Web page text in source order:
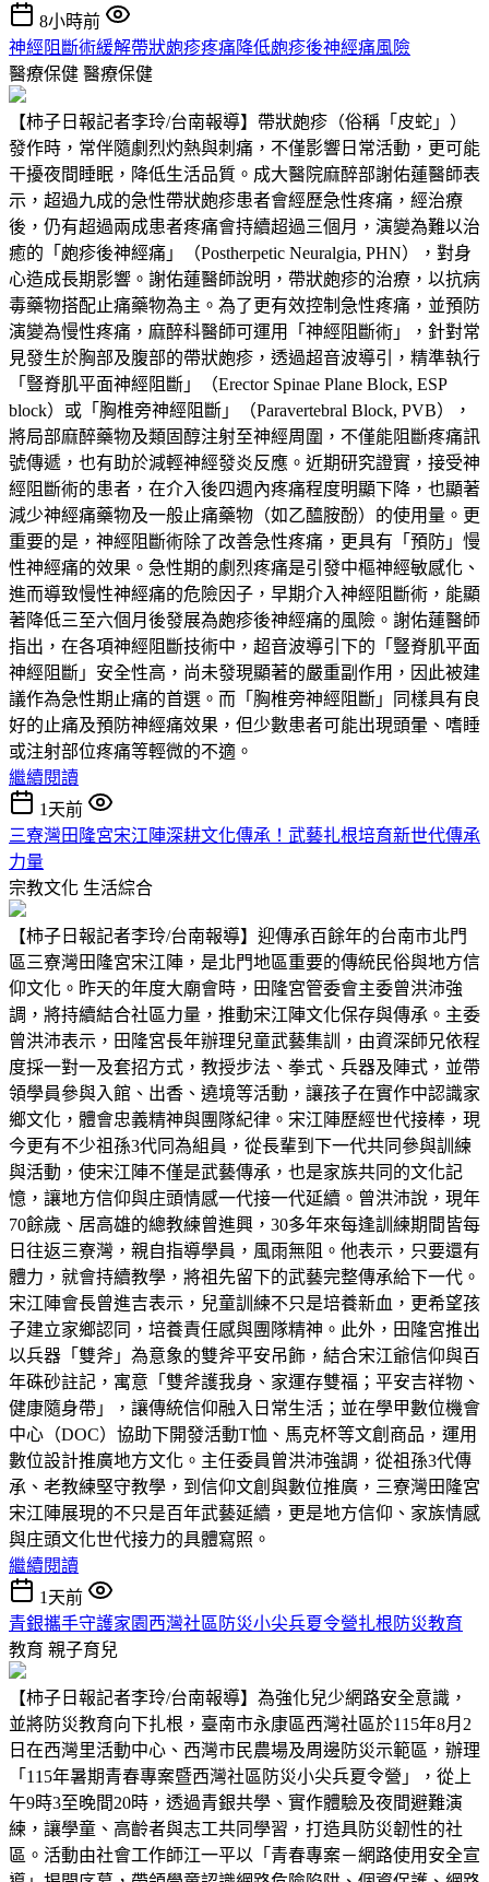
8小時前
神經阻斷術緩解帶狀皰疹疼痛降低皰疹後神經痛風險
醫療保健 醫療保健
【柿子日報記者李玲/台南報導】帶狀皰疹（俗稱「皮蛇」）
發作時，常伴隨劇烈灼熱與刺痛，不僅影響日常活動，更可能
干擾夜間睡眠，降低生活品質。成大醫院麻醉部謝佑蓮醫師表
示，超過九成的急性帶狀皰疹患者會經歷急性疼痛，經治療
後，仍有超過兩成患者疼痛會持續超過三個月，演變為難以治
癒的「皰疹後神經痛」（Postherpetic Neuralgia, PHN），對身
心造成長期影響。謝佑蓮醫師說明，帶狀皰疹的治療，以抗病
毒藥物搭配止痛藥物為主。為了更有效控制急性疼痛，並預防
演變為慢性疼痛，麻醉科醫師可運用「神經阻斷術」，針對常
見發生於胸部及腹部的帶狀皰疹，透過超音波導引，精準執行
「豎脊肌平面神經阻斷」（Erector Spinae Plane Block, ESP
block）或「胸椎旁神經阻斷」（Paravertebral Block, PVB），
將局部麻醉藥物及類固醇注射至神經周圍，不僅能阻斷疼痛訊
號傳遞，也有助於減輕神經發炎反應。近期研究證實，接受神
經阻斷術的患者，在介入後四週內疼痛程度明顯下降，也顯著
減少神經痛藥物及一般止痛藥物（如乙醯胺酚）的使用量。更
重要的是，神經阻斷術除了改善急性疼痛，更具有「預防」慢
性神經痛的效果。急性期的劇烈疼痛是引發中樞神經敏感化、
進而導致慢性神經痛的危險因子，早期介入神經阻斷術，能顯
著降低三至六個月後發展為皰疹後神經痛的風險。謝佑蓮醫師
指出，在各項神經阻斷技術中，超音波導引下的「豎脊肌平面
神經阻斷」安全性高，尚未發現顯著的嚴重副作用，因此被建
議作為急性期止痛的首選。而「胸椎旁神經阻斷」同樣具有良
好的止痛及預防神經痛效果，但少數患者可能出現頭暈、嗜睡
或注射部位疼痛等輕微的不適。
繼續閱讀
1天前
三寮灣田隆宮宋江陣深耕文化傳承！武藝扎根培育新世代傳承
力量
宗教文化 生活綜合
【柿子日報記者李玲/台南報導】迎傳承百餘年的台南市北門
區三寮灣田隆宮宋江陣，是北門地區重要的傳統民俗與地方信
仰文化。昨天的年度大廟會時，田隆宮管委會主委曾洪沛強
調，將持續結合社區力量，推動宋江陣文化保存與傳承。主委
曾洪沛表示，田隆宮長年辦理兒童武藝集訓，由資深師兄依程
度採一對一及套招方式，教授步法、拳式、兵器及陣式，並帶
領學員參與入館、出香、遶境等活動，讓孩子在實作中認識家
鄉文化，體會忠義精神與團隊紀律。宋江陣歷經世代接棒，現
今更有不少祖孫3代同為組員，從長輩到下一代共同參與訓練
與活動，使宋江陣不僅是武藝傳承，也是家族共同的文化記
憶，讓地方信仰與庄頭情感一代接一代延續。曾洪沛說，現年
70餘歲、居高雄的總教練曾進興，30多年來每逢訓練期間皆每
日往返三寮灣，親自指導學員，風雨無阻。他表示，只要還有
體力，就會持續教學，將祖先留下的武藝完整傳承給下一代。
宋江陣會長曾進吉表示，兒童訓練不只是培養新血，更希望孩
子建立家鄉認同，培養責任感與團隊精神。此外，田隆宮推出
以兵器「雙斧」為意象的雙斧平安吊飾，結合宋江爺信仰與百
年硃砂註記，寓意「雙斧護我身、家運存雙福；平安吉祥物、
健康隨身帶」，讓傳統信仰融入日常生活；並在學甲數位機會
中心（DOC）協助下開發活動T恤、馬克杯等文創商品，運用
數位設計推廣地方文化。主任委員曾洪沛強調，從祖孫3代傳
承、老教練堅守教學，到信仰文創與數位推廣，三寮灣田隆宮
宋江陣展現的不只是百年武藝延續，更是地方信仰、家族情感
與庄頭文化世代接力的具體寫照。
繼續閱讀
1天前
青銀攜手守護家園西灣社區防災小尖兵夏令營扎根防災教育
教育 親子育兒
【柿子日報記者李玲/台南報導】為強化兒少網路安全意識，
並將防災教育向下扎根，臺南市永康區西灣社區於115年8月2
日在西灣里活動中心、西灣市民農場及周邊防災示範區，辦理
「115年暑期青春專案暨西灣社區防災小尖兵夏令營」，從上
午9時3至晚間20時，透過青銀共學、實作體驗及夜間避難演
練，讓學童、高齡者與志工共同學習，打造具防災韌性的社
區。活動由社會工作師江一平以「青春專案－網路使用安全宣